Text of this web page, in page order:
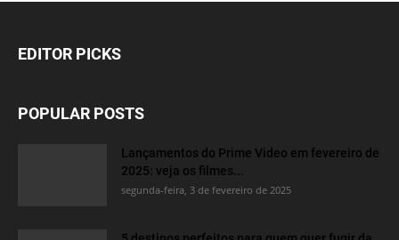
EDITOR PICKS
POPULAR POSTS
Lançamentos do Prime Video em fevereiro de
2025: veja os filmes...
segunda-feira, 3 de fevereiro de 2025